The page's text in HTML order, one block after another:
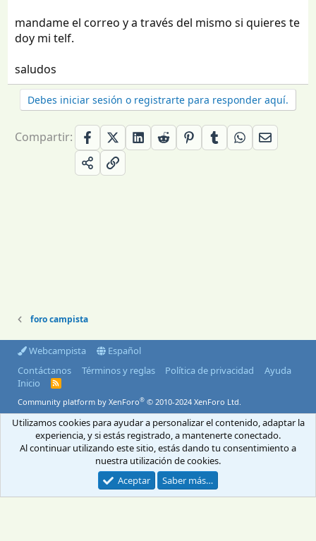
mandame el correo y a través del mismo si quieres te
doy mi telf.
saludos
Debes iniciar sesión o registrarte para responder aquí.
Compartir:
foro campista
Webcampista
Español
Contáctanos
Términos y reglas Política de privacidad
Ayuda
Inicio
R
S
Community platform by XenForo® © 2010-2024 XenForo Ltd.
© 2004-2026 Webcampista.com
Envíanos un email
Aviso Legal
Política de privacidad
Menú profesionales
Política de cookies
Utilizamos cookies para ayudar a personalizar el contenido, adaptar la
experiencia, y si estás registrado, a mantenerte conectado.
Al continuar utilizando este sitio, estás dando tu consentimiento a
nuestra utilización de cookies.
Aceptar
Saber más…